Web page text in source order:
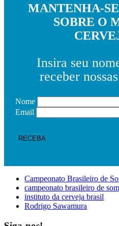
MANTENHA-
SOBRE O
Insira seu
receber
Nome
Email
Campeonato Brasileiro de
campeonato brasileiro de
instituto da cerveja brasil
Rodrigo Sawamura